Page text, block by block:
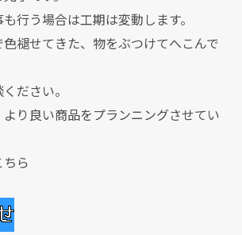
行う場合は工期は変動します。
褪せてきた、物をぶつけてへこんで
ださい。
り良い商品をプランニングさせてい
ら